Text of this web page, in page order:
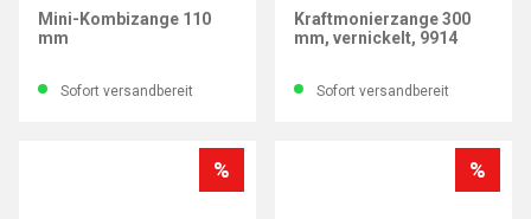
Mini-Kombizange 110
mm
Sofort versandbereit
Kraftmonierzange 300
mm, vernickelt, 9914
Sofort versandbereit
% %